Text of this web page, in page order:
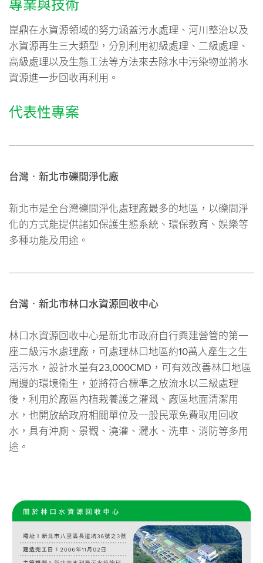
專業與技術
崑鼎在水資源領域的努力涵蓋污水處理、河川整治以及
水資源再生三大類型，分別利用初級處理、二級處理、
高級處理以及生態工法等方法來去除水中污染物並將水
資源進一步回收再利用。
代表性專案
台灣‧新北市礫間淨化廠
新北市是全台灣礫間淨化處理廠最多的地區，以礫間淨
化的方式能提供諸如保護生態系統、環保教育、娛樂等
多種功能及用途。
台灣‧新北市林口水資源回收中心
林口水資源回收中心是新北市政府自行興建營管的第一
座二級污水處理廠，可處理林口地區約10萬人產生之生
活污水，設計水量有23,000CMD，可有效改善林口地區
周邊的環境衛生，並將符合標準之放流水以三級處理
後，利用於廠區內植栽養護之灌溉、廠區地面清潔用
水，也開放給政府相關單位及一般民眾免費取用回收
水，具有沖廁、景觀、澆灌、灑水、洗車、消防等多用
途。